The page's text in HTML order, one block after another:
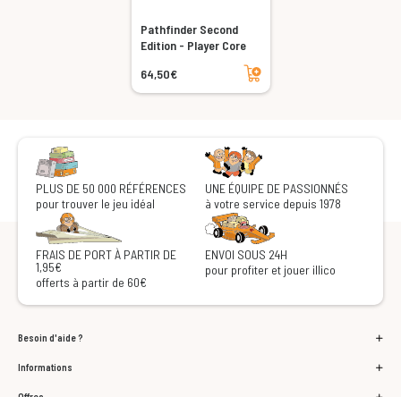
Pathfinder Second
Edition - Player Core
64,50€
Ajouter au panier
PLUS DE 50 000 RÉFÉRENCES
pour trouver le jeu idéal
UNE ÉQUIPE DE PASSIONNÉS
à votre service depuis 1978
FRAIS DE PORT À PARTIR DE
1,95€
offerts à partir de 60€
ENVOI SOUS 24H
pour profiter et jouer illico
Besoin d'aide ?
Informations